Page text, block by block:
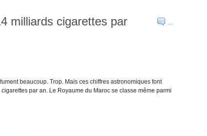
…
milliards cigarettes par
beaucoup. Trop. Mais ces chiffres astronomiques font
par an. Le Royaume du Maroc se classe même parmi